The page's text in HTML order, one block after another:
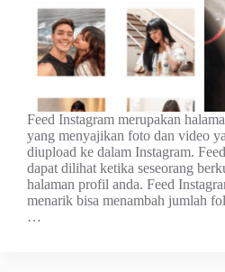
Feed Instagram merupakan
yang menyajikan foto dan video
diupload ke dalam Instagram.
dapat dilihat ketika seseorang
halaman profil anda. Feed
menarik bisa menambah jumlah
…